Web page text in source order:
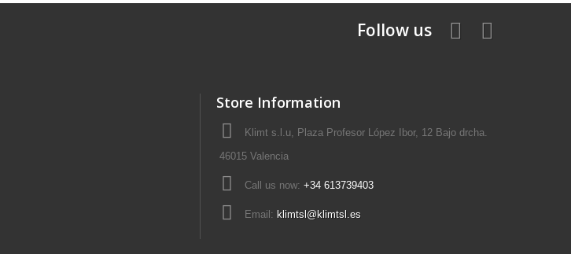
Follow us
Store Information
Klimt s.l.u, Plaza Profesor López Ibor, 12 Bajo drcha.
46015 Valencia
Call us now: +34 613739403
Email: klimtsl@klimtsl.es